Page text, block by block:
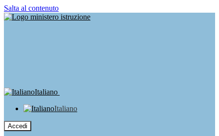
Salta al contenuto
Italiano
Italiano
Accedi